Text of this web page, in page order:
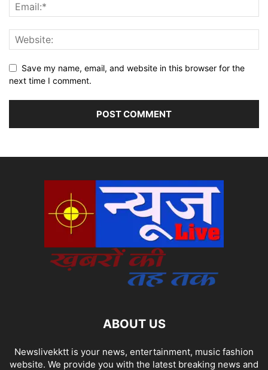
Save my name, email, and website in this browser for the
next time I comment.
ABOUT US
Newslivekktt is your news, entertainment, music fashion
website. We provide you with the latest breaking news and